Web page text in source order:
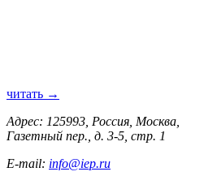
читать →
Адрес: 125993, Россия, Москва,
Газетный пер., д. 3-5, стр. 1
E-mail: info@iep.ru